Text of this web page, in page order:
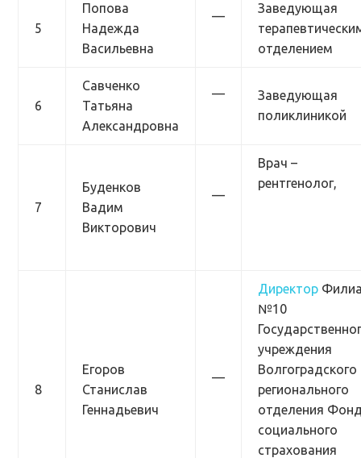
5
Попова
Надежда
Васильевна
—
Заведующая
отделением
6
Савченко
Татьяна
Александровна
—
Заведующая
поликлиникой
7
Буденков
Вадим
Викторович
—
Врач –
рентгенолог,
8
Егоров
Станислав
Геннадьевич
—
Директор
№10
учреждения
Волгоградского
регионального
отделения
социального
страхования